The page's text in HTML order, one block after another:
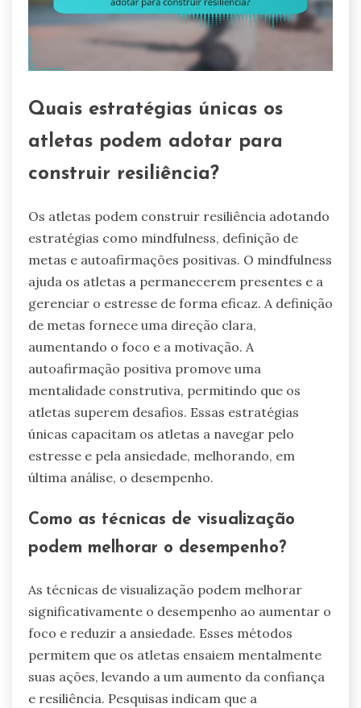
Quais estratégias únicas os
atletas podem adotar para
construir resiliência?
Os atletas podem construir resiliência adotando
estratégias como mindfulness, definição de
metas e autoafirmações positivas. O mindfulness
ajuda os atletas a permanecerem presentes e a
gerenciar o estresse de forma eficaz. A definição
de metas fornece uma direção clara,
aumentando o foco e a motivação. A
autoafirmação positiva promove uma
mentalidade construtiva, permitindo que os
atletas superem desafios. Essas estratégias
únicas capacitam os atletas a navegar pelo
estresse e pela ansiedade, melhorando, em
última análise, o desempenho.
Como as técnicas de visualização
podem melhorar o desempenho?
As técnicas de visualização podem melhorar
significativamente o desempenho ao aumentar o
foco e reduzir a ansiedade. Esses métodos
permitem que os atletas ensaiem mentalmente
suas ações, levando a um aumento da confiança
e resiliência. Pesquisas indicam que a